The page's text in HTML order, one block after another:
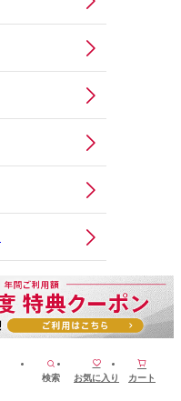
検索 お気に入り カート